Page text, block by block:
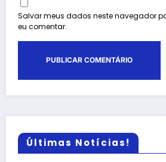
Salvar meus dados neste navegador
eu comentar.
Últimas Notícias!